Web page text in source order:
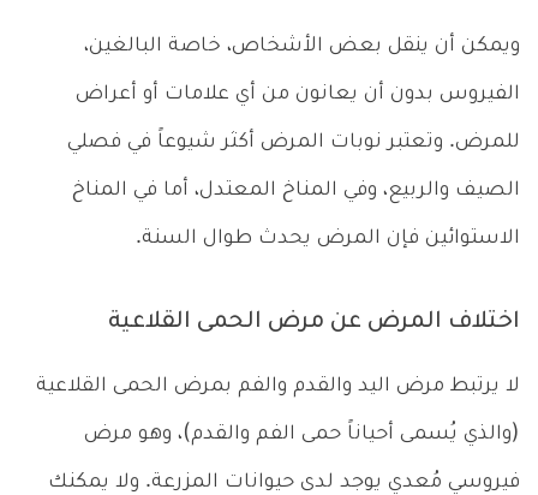
ويمكن أن ينقل بعض الأشخاص، خاصة البالغين،
الفيروس بدون أن يعانون من أي علامات أو أعراض
للمرض. وتعتبر نوبات المرض أكثر شيوعاً في فصلي
الصيف والربيع، وفي المناخ المعتدل، أما في المناخ
الاستوائين فإن المرض يحدث طوال السنة.
اختلاف المرض عن مرض الحمى القلاعية
لا يرتبط مرض اليد والقدم والفم بمرض الحمى القلاعية
(والذي يُسمى أحياناً حمى الفم والقدم)، وهو مرض
فيروسي مُعدي يوجد لدى حيوانات المزرعة. ولا يمكنك